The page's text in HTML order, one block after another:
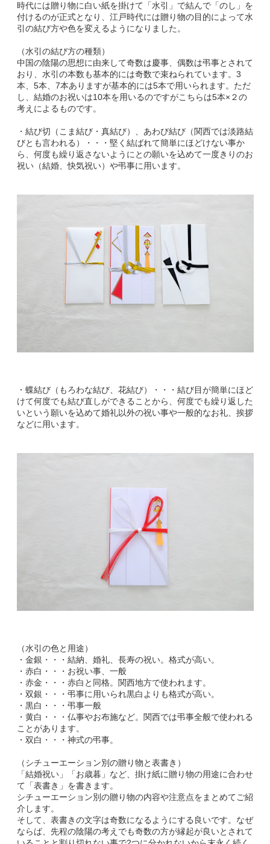
時代には贈り物に白い紙を掛けて「水引」で結んで「のし」を
付けるのが正式となり、江戸時代には贈り物の目的によって水
引の結び方や色を変えるようになりました。
（水引の結び方の種類）
中国の陰陽の思想に由来して奇数は慶事、偶数は弔事とされて
おり、水引の本数も基本的には奇数で束ねられています。3
本、5本、7本ありますが基本的には5本で用いられます。ただ
し、結婚のお祝いは10本を用いるのですがこちらは5本×２の
考えによるものです。
・結び切（こま結び・真結び）、あわび結び（関西では淡路結
びとも言われる）・・・堅く結ばれて簡単にほどけない事か
ら、何度も繰り返さないようにとの願いを込めて一度きりのお
祝い（結婚、快気祝い）や弔事に用います。
・蝶結び（もろわな結び、花結び）・・・結び目が簡単にほど
けて何度でも結び直しができることから、何度でも繰り返した
いという願いを込めて婚礼以外の祝い事や一般的なお礼、挨拶
などに用います。
（水引の色と用途）
・金銀・・・結納、婚礼、長寿の祝い。格式が高い。
・赤白・・・お祝い事、一般
・赤金・・・赤白と同格。関西地方で使われます。
・双銀・・・弔事に用いられ黒白よりも格式が高い。
・黒白・・・弔事一般
・黄白・・・仏事やお布施など。関西では弔事全般で使われる
ことがあります。
・双白・・・神式の弔事。
（シチューエーション別の贈り物と表書き）
「結婚祝い」「お歳暮」など、掛け紙に贈り物の用途に合わせ
て「表書き」を書きます。
シチューエーション別の贈り物の内容や注意点をまとめてご紹
介します。
そして、表書きの文字は奇数になるようにする良いです。なぜ
ならば、先程の陰陽の考えでも奇数の方が縁起が良いとされて